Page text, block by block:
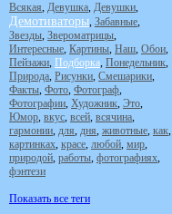
Всякая, Девушка, Девушки,
Демотиваторы, Забавные,
Звезды, Звероматрицы,
Интересные, Картины, Наш, Обои,
Пейзажи, Подборка, Понедельник,
Природа, Рисунки, Смешарики,
Факты, Фото, Фотограф,
Фотографии, Художник, Это,
Юмор, вкус, всей, всячина,
гармонии, для, дня, животные, как,
картинках, красе, любой, мир,
природой, работы, фотографиях,
фэнтези
Показать все теги